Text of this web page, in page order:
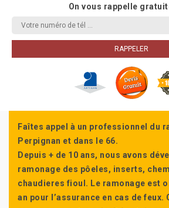
On vous rappelle
Faîtes appel à un professionnel du
Perpignan et dans le 66.
Depuis + de 10 ans, nous avons
ramonage des pôeles, inserts,
chaudieres fioul. Le ramonage est
an pour l’assurance en cas de feux.